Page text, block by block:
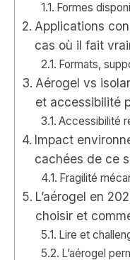
Formes
Applications
cas où il fait
Formats,
Aérogel vs
et accessibilité
Accessibilité
Impact
cachées de ce
Fragilité
L’aérogel en
choisir et
Lire et
L’aérogel